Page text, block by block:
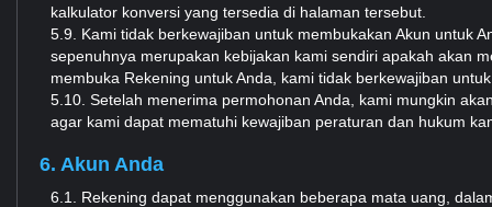
kalkulator konversi yang tersedia di halaman tersebut.
5.9. Kami tidak berkewajiban untuk membukakan Akun untuk
sepenuhnya merupakan kebijakan kami sendiri apakah akan
membuka Rekening untuk Anda, kami tidak berkewajiban
5.10. Setelah menerima permohonan Anda, kami mungkin
agar kami dapat mematuhi kewajiban peraturan dan hukum
6. Akun Anda
6.1. Rekening dapat menggunakan beberapa mata uang,